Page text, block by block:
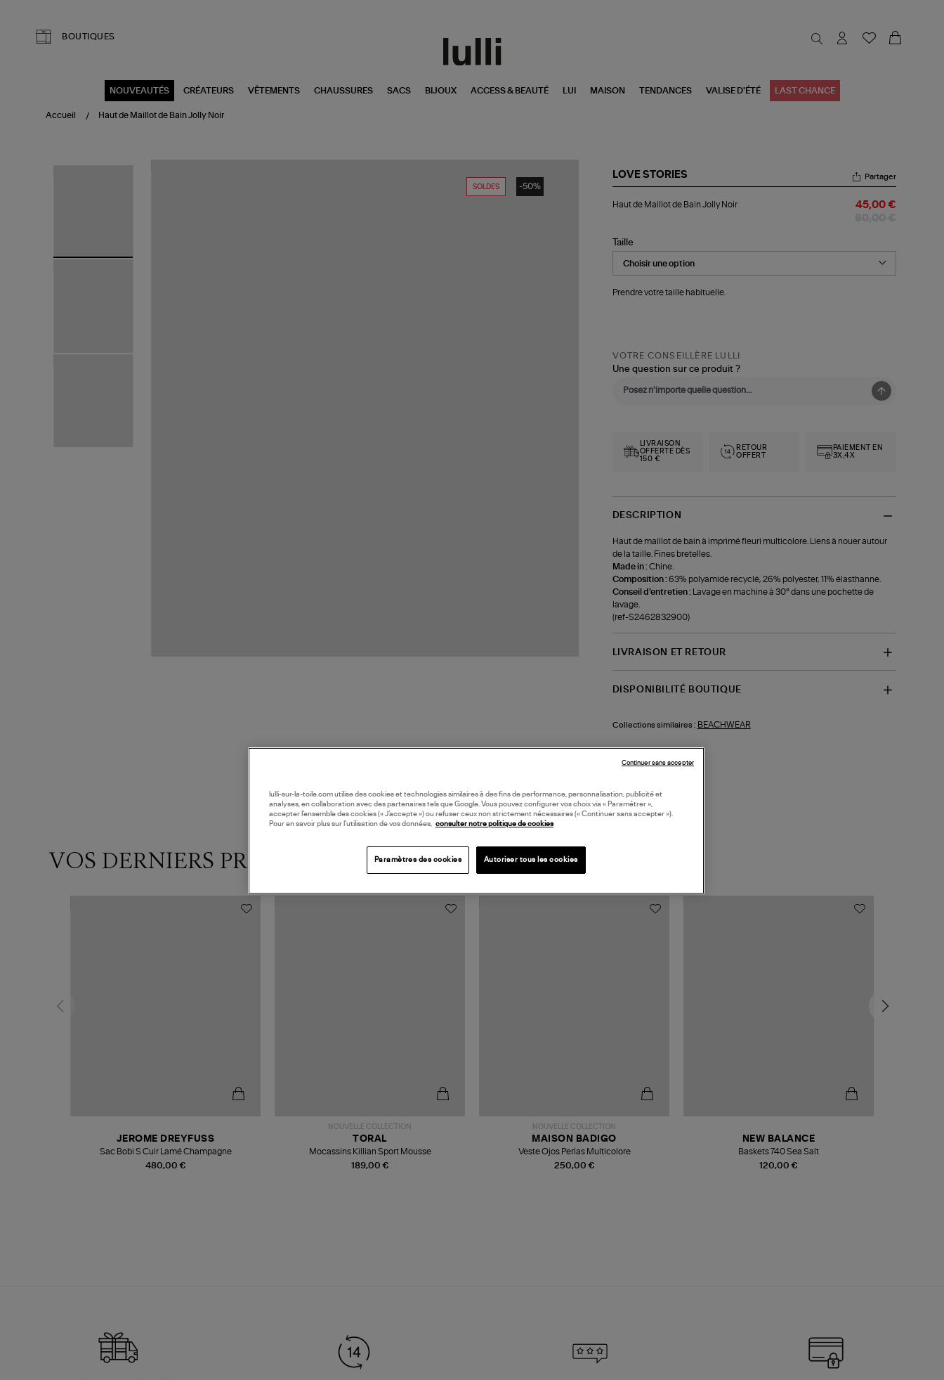
BOUTIQUES
NOUVEAUTÉS CRÉATEURS VÊTEMENTS CHAUSSURES SACS BIJOUX ACCESS & BEAUTÉ LUI MAISON TENDANCES VALISE D'ÉTÉ LAST CHANCE
Accueil Haut de Maillot de Bain Jolly Noir
SOLDES -50%
LOVE STORIES
de
Bain
Jolly
Noir
Partager
Haut de Maillot de Bain Jolly Noir 45,00 €
Taille
Prendre votre taille habituelle.
VOTRE CONSEILLÈRE LULLI
Une question sur ce produit ?
LIVRAISON
OFFERTE DÈS
150 €
RETOUR
OFFERT
PAIEMENT EN
3X,4X
DESCRIPTION
Haut de maillot de bain à imprimé fleuri multicolore. Liens à nouer autour
de la taille. Fines bretelles.
Made in :Chine.
Composition :63% polyamide recyclé, 26% polyester, 11% élasthanne.
Conseil d'entretien :
Lavage en machine à 30° dans une pochette de
lavage.
(ref-S2462832900)
LIVRAISON ET RETOUR
DISPONIBILITÉ BOUTIQUE
Collections similaires : BEACHWEAR
VOS DERNIERS PRODUITS VUS
480,00 €
JEROME DREYFUSS
Sac Bobi S Cuir Lamé Champagne
NOUVELLE COLLECTION
189,00 €
TORAL
Mocassins Killian Sport Mousse
NOUVELLE COLLECTION
250,00 €
MAISON BADIGO
Veste Ojos Perlas Multicolore
120,00 €
NEW BALANCE
Baskets 740 Sea Salt
lulli-sur-la-toile.com utilise des cookies et technologies similaires à des fins de performance, personnalisation, publicité et
analyses, en collaboration avec des partenaires tels que Google. Vous pouvez configurer vos choix via « Paramétrer »,
accepter l’ensemble des cookies (« J’accepte ») ou refuser ceux non strictement nécessaires (« Continuer sans accepter »).
Pour en savoir plus sur l’utilisation de vos données, consulter notre politique de cookies
Paramètres des cookies Autoriser tous les cookies
Continuer sans accepter